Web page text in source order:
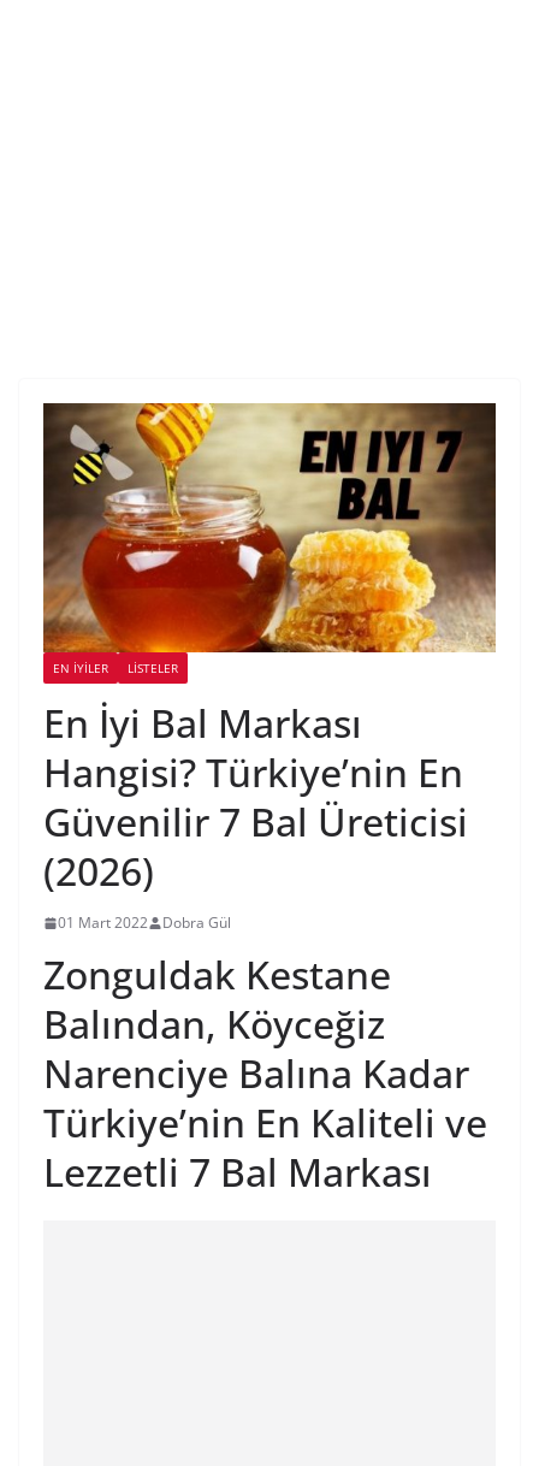
EN İYILER LİSTELER
En İyi Bal Markası
Hangisi? Türkiye’nin En
Güvenilir 7 Bal Üreticisi
(2026)
01 Mart 2022 Dobra Gül
Zonguldak Kestane
Balından, Köyceğiz
Narenciye Balına Kadar
Türkiye’nin En Kaliteli ve
Lezzetli 7 Bal Markası